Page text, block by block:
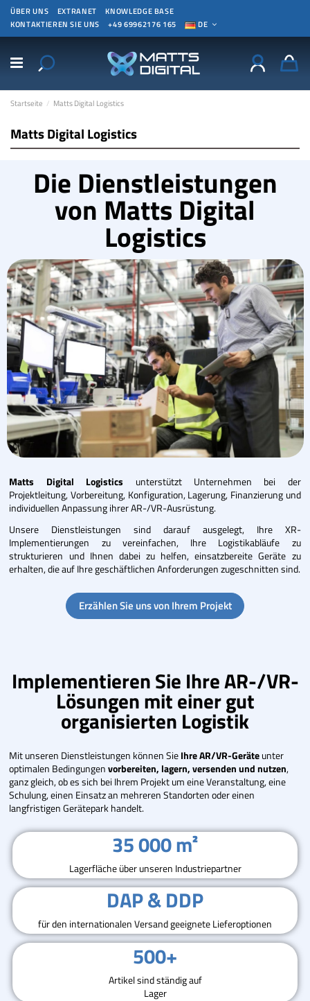
ÜBER UNS EXTRANET
KNOWLEDGE BASE
KONTAKTIEREN SIE UNS
+49 69962176 165 DE
Startseite Matts Digital Logistics
Matts Digital Logistics
Die Dienstleistungen
von Matts Digital
Logistics
Matts Digital Logistics unterstützt Unternehmen bei der
Projektleitung, Vorbereitung, Konfiguration, Lagerung, Finanzierung und
individuellen Anpassung ihrer AR-/VR-Ausrüstung.
Unsere Dienstleistungen sind darauf ausgelegt, Ihre XR-
Implementierungen zu vereinfachen, Ihre Logistikabläufe zu
strukturieren und Ihnen dabei zu helfen, einsatzbereite Geräte zu
erhalten, die auf Ihre geschäftlichen Anforderungen zugeschnitten sind.
Erzählen Sie uns von Ihrem Projekt
Implementieren Sie Ihre AR-/VR-
Lösungen mit einer gut
organisierten Logistik
Mit unseren Dienstleistungen können SieIhre AR/VR-Geräteunter
optimalen Bedingungenvorbereiten, lagern, versenden und nutzen,
ganz gleich, ob es sich bei Ihrem Projekt um eine Veranstaltung, eine
Schulung, einen Einsatz an mehreren Standorten oder einen
langfristigen Gerätepark handelt.
35 000 m²
Lagerfläche über unseren Industriepartner
DAP & DDP
für den internationalen Versand geeignete Lieferoptionen
500+
Artikel sind ständig auf
Lager